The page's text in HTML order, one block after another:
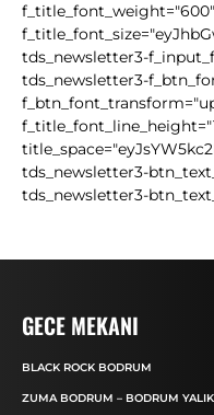
tds_newsletter3-
tds_newsletter3-
tds_newsletter3-
tds_newsletter3-
GECE MEKANI
BLACK ROCK BODRUM
ZUMA BODRUM – BODRUM